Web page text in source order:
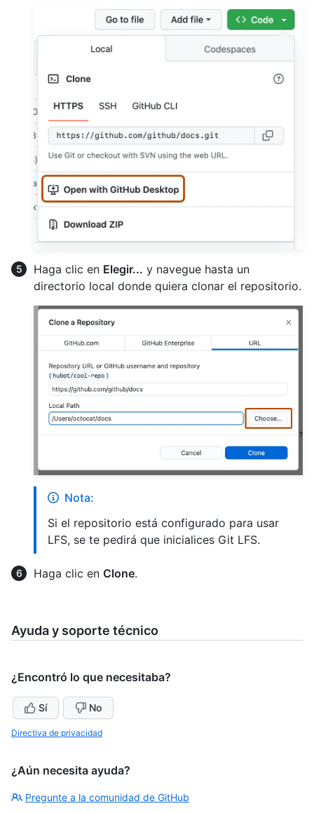
Haga clic en Elegir... y navegue hasta un
directorio local donde quiera clonar el repositorio.
Nota:
Si el repositorio está configurado para usar
LFS, se te pedirá que inicialices Git LFS.
Haga clic en Clone.
Ayuda y soporte técnico
¿Encontró lo que necesitaba?
Sí No
Directiva de privacidad
¿Aún necesita ayuda?
Pregunte a la comunidad de GitHub